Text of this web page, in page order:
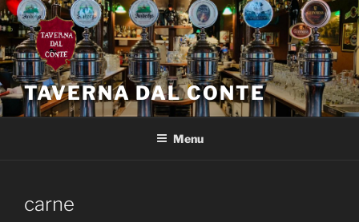
Salta
al
contenuto
TAVERNA DAL CONTE
Menu
carne